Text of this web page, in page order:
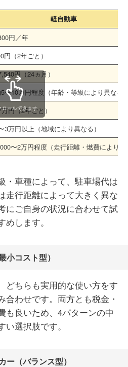
軽自動車
円／年
円（2年ごと）
円（24ヵ月）
〜10万円程度（年齢・等級により異なる
円（2年ごと）
3万円以上（地域により異なる）
〜2万円程度（走行距離・燃費により
ロールできます
・車種によって、駐車場代は
走行距離によって大きく異な
にご自身の状況に合わせて試
します。
小コスト型）
どちらも実用的な使い方をす
合わせです。両方とも税金・
も良いため、4パターンの中
選択肢です。
ー（バランス型）